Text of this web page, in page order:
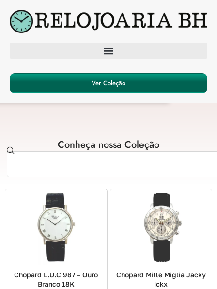
Ver Coleção
Conheça nossa Coleção
Chopard L.U.C 987 – Ouro
Branco 18K
Chopard Mille Miglia Jacky
Ickx